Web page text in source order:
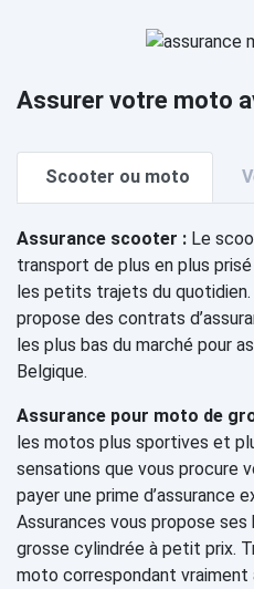
Assurer votre moto
Scooter ou moto
Assurance scooter : Le
transport de plus en plus
les petits trajets du quotidien.
propose des contrats
les plus bas du marché pour
Belgique.
Assurance pour moto de
les motos plus sportives et
sensations que vous procure
payer une prime d’assurance
Assurances vous propose ses
grosse cylindrée à petit prix.
moto correspondant vraiment